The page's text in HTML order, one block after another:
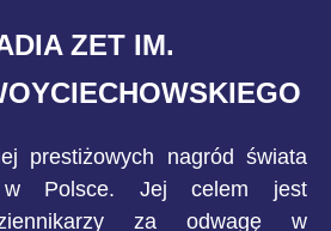
ZET IM.
prestiżowych nagród świata
w Polsce. Jej celem jest
za odwagę w